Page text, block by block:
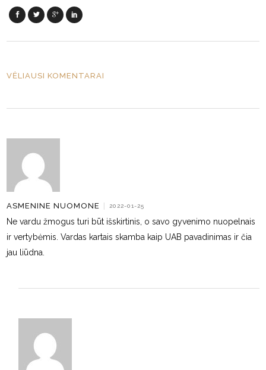
VĖLIAUSI KOMENTARAI
ASMENINE NUOMONE | 2022-01-25
Ne vardu žmogus turi būt išskirtinis, o savo gyvenimo nuopelnais
ir vertybėmis. Vardas kartais skamba kaip UAB pavadinimas ir čia
jau liūdna.